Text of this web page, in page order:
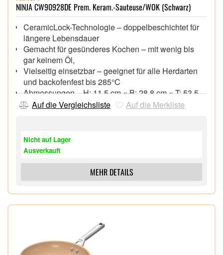
NINJA CW90928DE Prem. Keram.-Sauteuse/WOK (Schwarz)
CeramicLock-Technologie – doppelbeschichtet für
längere Lebensdauer
Gemacht für gesünderes Kochen – mit wenig bis
gar keinem Öl,
Vielseitig einsetzbar – geeignet für alle Herdarten
und backofenfest bis 285°C
Abmessungen – H: 11,5 cm × B: 28,8 cm × T: 53,5
cm,
28 cm Wok,
Auf die Vergleichsliste Auf die Merkliste
Nicht auf Lager
Ausverkauft
MEHR DETAILS